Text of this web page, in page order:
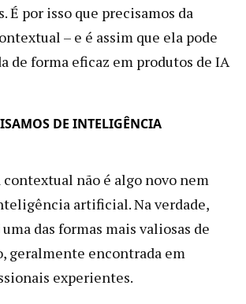
É por isso que precisamos da
– e é assim que ela pode
de forma eficaz em produtos de IA
DE INTELIGÊNCIA
não é algo novo nem
artificial. Na verdade,
das formas mais valiosas de
geralmente encontrada em
experientes.